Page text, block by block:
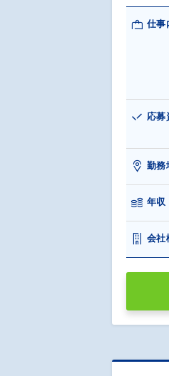
仕事
応募
勤務
年収
会社